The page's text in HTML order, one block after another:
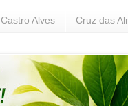
Castro Alves Cruz das